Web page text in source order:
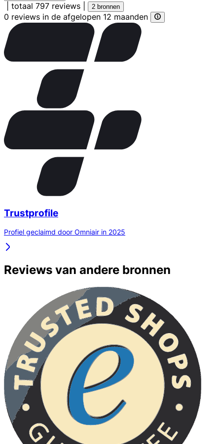
totaal 797 reviews 2 bronnen
0 reviews in de afgelopen 12 maanden
Trustprofile
Profiel geclaimd door Omniair in 2025
Reviews van andere bronnen